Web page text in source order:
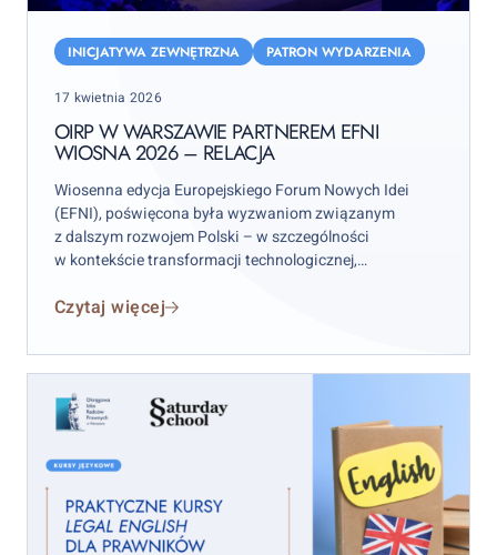
partnerem
EFNI
Wiosna
2026
relacja
INICJATYWA ZEWNĘTRZNA PATRON WYDARZENIA
Posted
17 kwietnia 2026
OIRP W WARSZAWIE PARTNEREM EFNI
WIOSNA 2026 – RELACJA
Wiosenna edycja Europejskiego Forum Nowych Idei
(EFNI), poświęcona była wyzwaniom związanym
z dalszym rozwojem Polski – w szczególności
w kontekście transformacji technologicznej,
Wydarzenie, które zorganizowała Konfederacja
i zgromadziło szerokie grono przedstawicieli biznesu,
administracji publicznej, świata nauki, kultury
oraz organizacji społecznych.
Czytaj więcej